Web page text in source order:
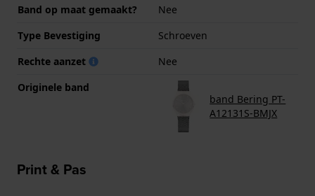
Band op maat gemaakt?
Nee
Type Bevestiging
Schroeven
Rechte aanzet
Nee
Originele band
band Bering PT-
A12131S-BMJX
Print & Pas